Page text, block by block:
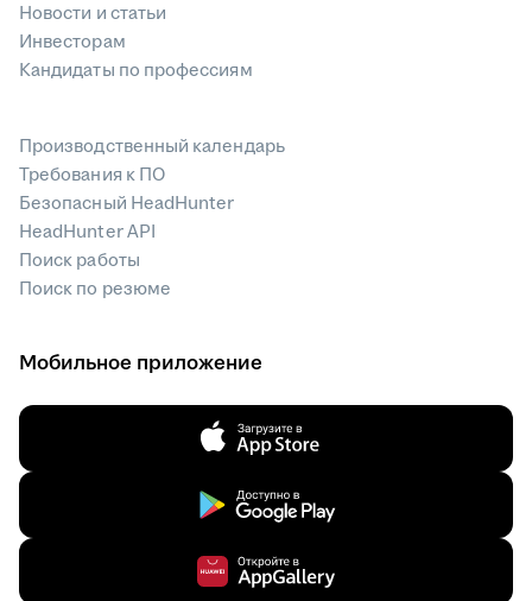
Новости и статьи
Инвесторам
Кандидаты по профессиям
Производственный календарь
Требования к ПО
Безопасный HeadHunter
HeadHunter API
Поиск работы
Поиск по резюме
Мобильное приложение